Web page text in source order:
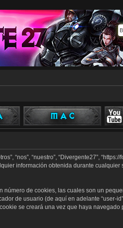
“nos”, “nuestro”, “Divergente27”,
información obtenida durante
de cookies, las cuales son un
de usuario (de aquí en adelante “user-
se creará una vez que haya navegado